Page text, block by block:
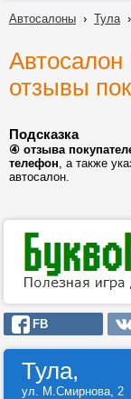
Автосалоны › Тула›
отзывы
Подсказка
④ отзыва
телефон, а также
автосалон.
FB
Тула,
ул. М.Смирнова, 2